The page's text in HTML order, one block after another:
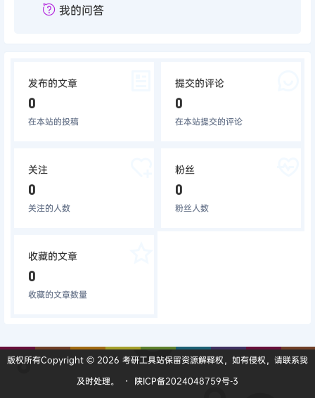
我的问答
发布的文章
0
在本站的投稿
提交的评论
0
在本站提交的评论
关注
0
关注的人数
粉丝
0
粉丝人数
收藏的文章
0
收藏的文章数量
版权所有Copyright © 2026 考研工具站保留资源解释权，如有侵权，请联系我
及时处理。
・
陕ICP备2024048759号-3